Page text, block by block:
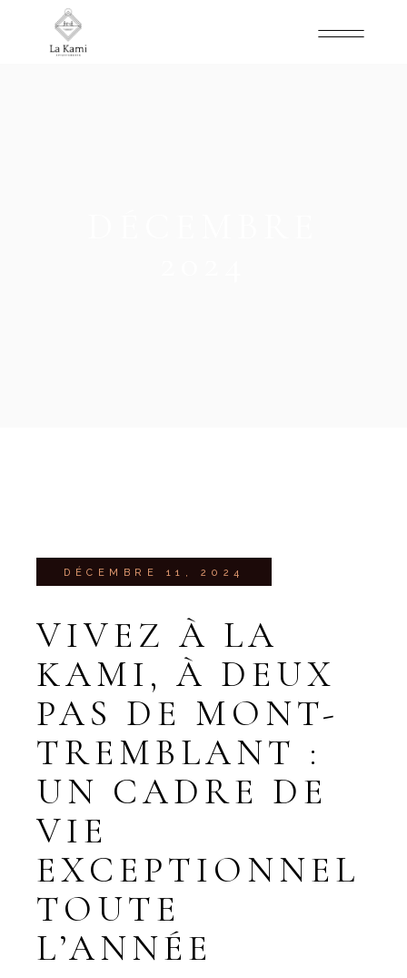
DÉCEMBRE 11, 2024
VIVEZ À LA
KAMI, À DEUX
PAS DE MONT-
TREMBLANT :
UN CADRE DE
VIE
EXCEPTIONNEL
TOUTE
L’ANNÉE